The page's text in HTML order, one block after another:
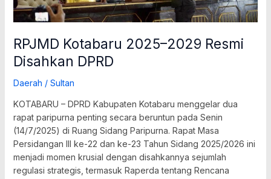
RPJMD Kotabaru 2025–2029 Resmi
Disahkan DPRD
Daerah / Sultan
KOTABARU – DPRD Kabupaten Kotabaru menggelar dua
rapat paripurna penting secara beruntun pada Senin
(14/7/2025) di Ruang Sidang Paripurna. Rapat Masa
Persidangan III ke-22 dan ke-23 Tahun Sidang 2025/2026 ini
menjadi momen krusial dengan disahkannya sejumlah
regulasi strategis, termasuk Raperda tentang Rencana